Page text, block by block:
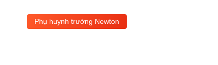
Phụ huynh trường Newton